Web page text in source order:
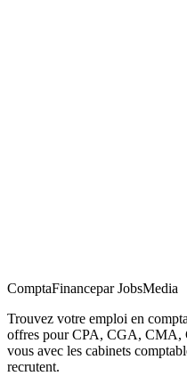
ComptaFinancepar JobsMedia
Trouvez votre emploi en
offres pour CPA, CGA, CMA,
vous avec les cabinets
recrutent.